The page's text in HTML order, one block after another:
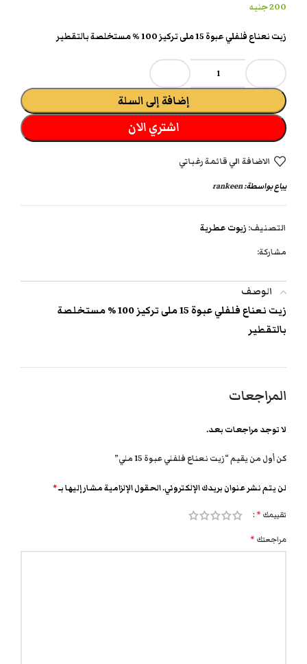
200جنيه
زيت نعناع فلفلي عبوة 15 ملى تركيز 100 % مستخلصة بالتقطير
إضافة إلى السلة
اشتري الان
الاضافة الي قائمة رغباتي
يباع بواسطة:rankeen
التصنيف: زيوت عطرية
مشاركة:
الوصف
زيت نعناع فلفلي عبوة 15 ملى تركيز 100 % مستخلصة
بالتقطير
المراجعات
لا توجد مراجعات بعد.
كن أول من يقيم “زيت نعناع فلفلي عبوة 15 ملي”
لن يتم نشر عنوان بريدك الإلكتروني.الحقول الإلزامية مشار إليها بـ*
تقييمك *
مراجعتك *